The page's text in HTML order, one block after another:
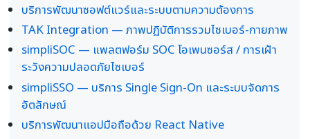
บริการพัฒนาซอฟต์แวร์และระบบตามความต้องการ
TAK Integration — ภาพปฏิบัติการรวมไซเบอร์-กายภาพ
simpliSOC — แพลตฟอร์ม SOC โอเพนซอร์ส / การเฝ้า
ระวังความปลอดภัยไซเบอร์
simpliSSO — บริการ Single Sign-On และระบบจัดการ
อัตลักษณ์
บริการพัฒนาแอปมือถือด้วย React Native